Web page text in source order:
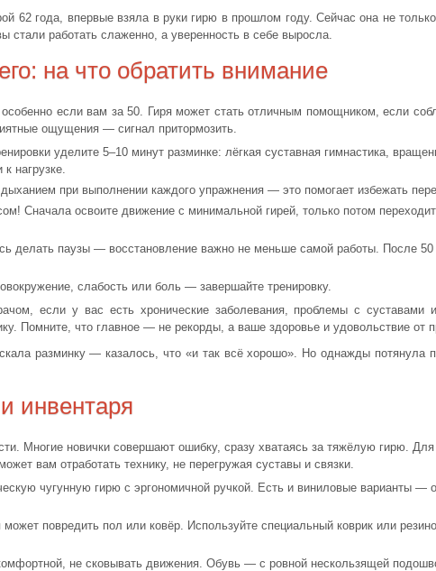
62 года, впервые взяла в руки гирю в прошлом году. Сейчас она не
работать слаженно, а уверенность в себе выросла.
на что обратить внимание
если вам за 50. Гиря может стать отличным помощником, если
ощущения — сигнал притормозить.
уделите 5–10 минут разминке: лёгкая суставная гимнастика,
нагрузке.
при выполнении каждого упражнения — это помогает избежать
Сначала освоите движение с минимальной гирей, только потом
делать паузы — восстановление важно не меньше самой работы. После
слабость или боль — завершайте тренировку.
если у вас есть хронические заболевания, проблемы с
Помните, что главное — не рекорды, а ваше здоровье и удовольствие от
разминку — казалось, что «и так всё хорошо». Но однажды
инвентаря
Многие новички совершают ошибку, сразу хватаясь за тяжёлую гирю.
вам отработать технику, не перегружая суставы и связки.
чугунную гирю с эргономичной ручкой. Есть и виниловые варианты
повредить пол или ковёр. Используйте специальный коврик или
не сковывать движения. Обувь — с ровной нескользящей